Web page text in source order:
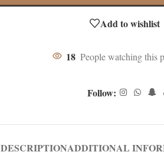
Add to wishlist
18 People watching this
Follow:
DESCRIPTIONADDITIONAL